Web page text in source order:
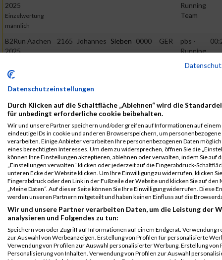
2025
Einzelwertung
männlich
Running
Team
B2Run Aachen
2025
mixed
2165 Johannes Sieben 0000 GER
pbs -
Running
2024
VeranstaltungStnr
First
Name
Last
Name Jahr Nation
B2Run Aachen
2024
Einzelwertung
1903 Johannes Sieben 0000 GER
pbs -
Running
Team
B2Run Aachen
2024
Einzelwertung
männlich
1903 Johannes Sieben 0000 GER
pbs -
Running
Team
B2Run Aachen
Teamwertung
männlich
1903 Johannes Sieben 0000 GER
pbs -
Team
Datenschutzeinstellungen
Durch Klicken auf die Schaltfläche „Ablehnen“ wird die
für unbedingt erforderliche cookie beibehalten.
Wir und unsere Partner speichern und/oder greifen auf Informationen auf einem
eindeutige IDs in cookie und anderen Browserspeichern, um personenbezogene
verarbeiten. Einige Anbieter verarbeiten Ihre personenbezogenen Daten
eines berechtigten Interesses. Um dem zu widersprechen, öffnen Sie die
können Ihre Einstellungen akzeptieren, ablehnen oder verwalten, indem Sie auf
„Einstellungen verwalten“ klicken oder jederzeit auf die Fingerabdruck-
unteren Ecke der Website klicken. Um Ihre Einwilligung zu widerrufen, klicken
Fingerabdruck oder den Link in der Fußzeile der Website und klicken Sie auf den
„Meine Daten“. Auf dieser Seite können Sie Ihre Einwilligung widerrufen. Diese
werden unseren Partnern mitgeteilt und haben keinen Einfluss auf die
Wir und unsere Partner verarbeiten Daten, um die Leistung der
analysieren und Folgendes zu tun:
Speichern von oder Zugriff auf Informationen auf einem Endgerät. Verwendung
zur Auswahl von Werbeanzeigen. Erstellung von Profilen für personalisierte
Verwendung von Profilen zur Auswahl personalisierter Werbung. Erstellung von
Personalisierung von Inhalten. Verwendung von Profilen zur Auswahl